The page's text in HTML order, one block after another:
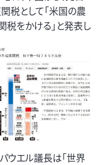
税として「米国の農
をかける」と発表し
ウエル議長は「世界